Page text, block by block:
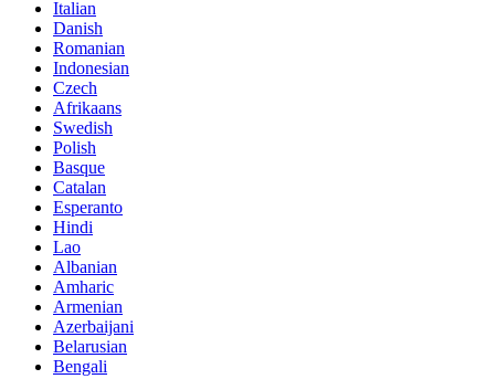
Italian
Danish
Romanian
Indonesian
Czech
Afrikaans
Swedish
Polish
Basque
Catalan
Esperanto
Hindi
Lao
Albanian
Amharic
Armenian
Azerbaijani
Belarusian
Bengali